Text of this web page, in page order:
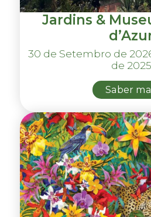
Jardins &
30 de Setembro de
de 2025
Saber